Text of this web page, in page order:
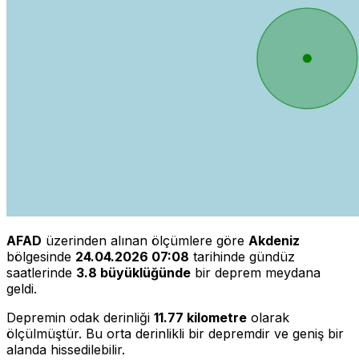
AFAD üzerinden alınan ölçümlere göre Akdeniz
bölgesinde 24.04.2026 07:08 tarihinde gündüz
saatlerinde 3.8 büyüklüğünde bir deprem meydana
geldi.
Depremin odak derinliği 11.77 kilometre olarak
ölçülmüştür. Bu orta derinlikli bir depremdir ve geniş bir
alanda hissedilebilir.